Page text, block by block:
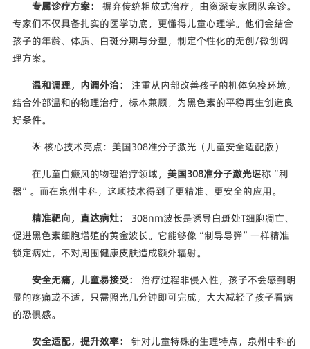
专属诊疗方案：
摒弃传统粗放式治疗，由资深专家团队亲诊。
专家们不仅具备扎实的医学功底，更懂得儿童心理学。他们会结合
孩子的年龄、体质、白斑分期与分型，制定个性化的无创/微创调
理方案。
温和调理，内调外治：
注重从内部改善孩子的机体免疫环境，
结合外部温和的物理治疗，标本兼顾，为黑色素的平稳再生创造良
好条件。
🌟 核心技术亮点：美国308准分子激光（儿童安全适配版）
在儿童白癜风的物理治疗领域， 美国308准分子激光堪称“利
器”。而在泉州中科，这项技术得到了更精准、更安全的应用。
精准靶向，直达病灶：
308nm波长是诱导白斑处T细胞凋亡、
促进黑色素细胞增殖的黄金波长。它能够像“制导导弹”一样精准
锁定病灶，不对周围健康皮肤造成额外辐射。
安全无痛，儿童易接受：
治疗过程非侵入性，孩子不会感到明
显的疼痛或不适，只需照光几分钟即可完成，大大减轻了孩子看病
的恐惧感。
安全适配，提升效率：
针对儿童特殊的生理特点，泉州中科的